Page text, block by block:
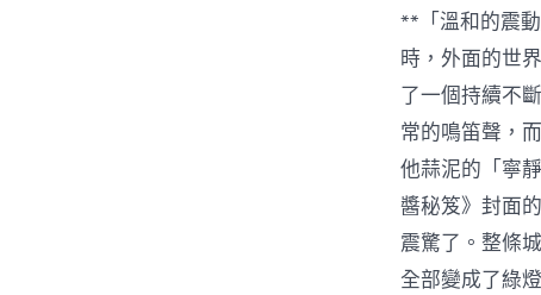
**「溫和的震
時，外面的世
了一個持續不
常的鳴笛聲，
他蒜泥的「寧
醬秘笈》封面
震驚了。整條
全部變成了綠